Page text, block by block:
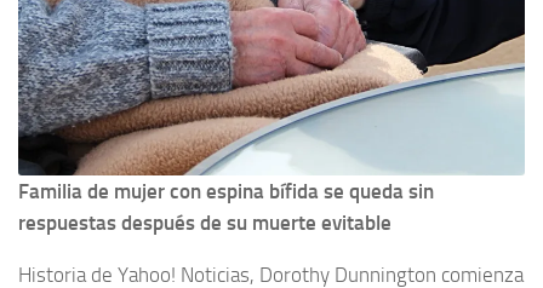
Familia de mujer con espina bífida se queda sin
respuestas después de su muerte evitable
Historia de Yahoo! Noticias, Dorothy Dunnington comienza